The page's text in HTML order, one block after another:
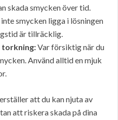
skada smycken över tid.
smycken ligga i lösningen
är tillräcklig.
torkning:Var försiktig när du
Använd alltid en mjuk
att du kan njuta av
att riskera skada på dina